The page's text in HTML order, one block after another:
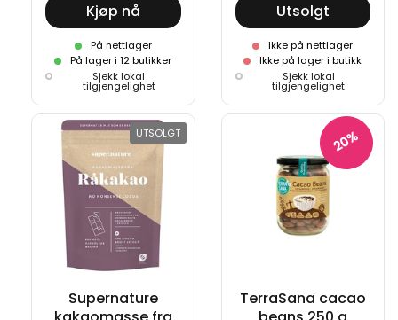
Kjøp nå
På nettlager
På lager i 12 butikker
Sjekk lokal
tilgjengelighet
Utsolgt
Ikke på nettlager
Ikke på lager i butikk
Sjekk lokal
tilgjengelighet
Supernature
UTSOLGT 20%
TerraSana cacao